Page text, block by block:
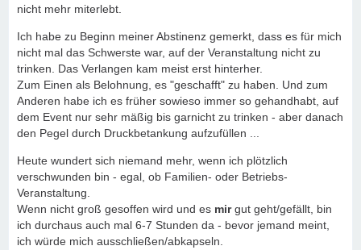
nicht mehr miterlebt.
Ich habe zu Beginn meiner Abstinenz gemerkt, dass es für mich
nicht mal das Schwerste war, auf der Veranstaltung nicht zu
trinken. Das Verlangen kam meist erst hinterher.
Zum Einen als Belohnung, es "geschafft" zu haben. Und zum
Anderen habe ich es früher sowieso immer so gehandhabt, auf
dem Event nur sehr mäßig bis garnicht zu trinken - aber danach
den Pegel durch Druckbetankung aufzufüllen ...
Heute wundert sich niemand mehr, wenn ich plötzlich
verschwunden bin - egal, ob Familien- oder Betriebs-
Veranstaltung.
Wenn nicht groß gesoffen wird und es mirgut geht/gefällt, bin
ich durchaus auch mal 6-7 Stunden da - bevor jemand meint,
ich würde mich ausschließen/abkapseln.